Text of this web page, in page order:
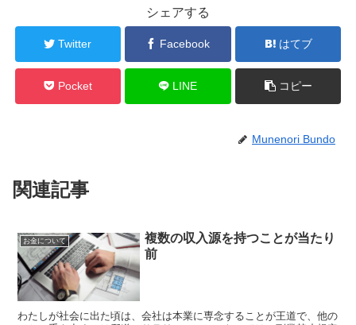
シェアする
Twitter Facebook はてブ
Pocket LINE コピー
Munenori Bundo
関連記事
お金について
複数の収入源を持つことが当たり
前
わたしが社会に出た頃は、会社は本業に専念することが王道で、他の